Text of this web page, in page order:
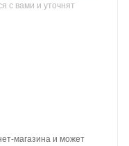
с вами и уточнят
магазина и может